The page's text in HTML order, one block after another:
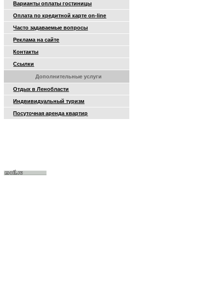
Варианты оплаты гостиницы
Оплата по кредитной карте on-line
Часто задаваемые вопросы
Реклама на сайте
Контакты
Ссылки
Дополнительные услуги
Отдых в Ленобласти
Индвивидуальный туризм
Посуточная аренда квартир